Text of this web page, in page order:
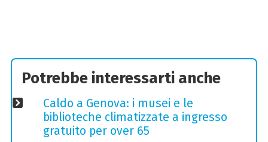
Potrebbe interessarti anche
Caldo a Genova: i musei e le
biblioteche climatizzate a ingresso
gratuito per over 65